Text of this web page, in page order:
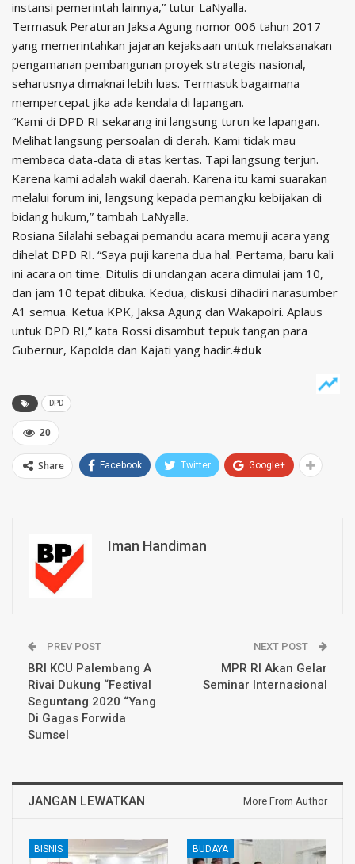
instansi pemerintah lainnya,” tutur LaNyalla.
Termasuk Peraturan Jaksa Agung nomor 006 tahun 2017
yang memerintahkan jajaran kejaksaan untuk melaksanakan
pengamanan pembangunan proyek strategis nasional,
seharusnya dimaknai lebih luas. Termasuk bagaimana
mempercepat jika ada kendala di lapangan.
“Kami di DPD RI sekarang ini langsung turun ke lapangan.
Melihat langsung persoalan di derah. Kami tidak mau
membaca data-data di atas kertas. Tapi langsung terjun.
Karena kami adalah wakil daerah. Karena itu kami suarakan
melalui forum ini, langsung kepada pemangku kebijakan di
bidang hukum,” tambah LaNyalla.
Rosiana Silalahi sebagai pemandu acara memuji acara yang
dihelat DPD RI. “Saya puji karena dua hal. Pertama, baru kali
ini acara on time. Ditulis di undangan acara dimulai jam 10,
dan jam 10 tepat dibuka. Kedua, diskusi dihadiri narasumber
A1 semua. Ketua KPK, Jaksa Agung dan Wakapolri. Aplaus
untuk DPD RI,” kata Rossi disambut tepuk tangan para
Gubernur, Kapolda dan Kajati yang hadir.#duk
DPD
20
Share Facebook Twitter Google+
Iman Handiman
PREV POST
BRI KCU Palembang A
Rivai Dukung “Festival
Seguntang 2020 “Yang
Di Gagas Forwida
Sumsel
NEXT POST
MPR RI Akan Gelar
Seminar Internasional
JANGAN LEWATKAN More From Author
BISNIS BUDAYA